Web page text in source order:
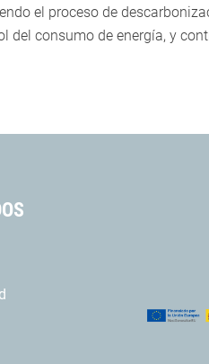
el proceso de
consumo de energía, y